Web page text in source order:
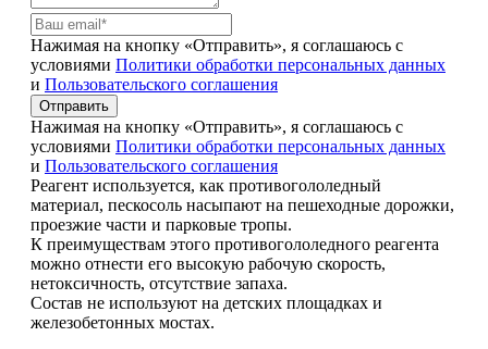
Нажимая на кнопку «Отправить», я соглашаюсь с
условиями Политики обработки персональных данных
и Пользовательского соглашения
Отправить
Нажимая на кнопку «Отправить», я соглашаюсь с
условиями Политики обработки персональных данных
и Пользовательского соглашения
Реагент используется, как противогололедный
материал, пескосоль насыпают на пешеходные дорожки,
проезжие части и парковые тропы.
К преимуществам этого противогололедного реагента
можно отнести его высокую рабочую скорость,
нетоксичность, отсутствие запаха.
Состав не используют на детских площадках и
железобетонных мостах.